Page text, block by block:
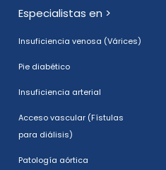
Especialistas en >
Insuficiencia venosa (Várices)
Pie diabético
Insuficiencia arterial
Acceso vascular (Fístulas
para diálisis)
Patología aórtica